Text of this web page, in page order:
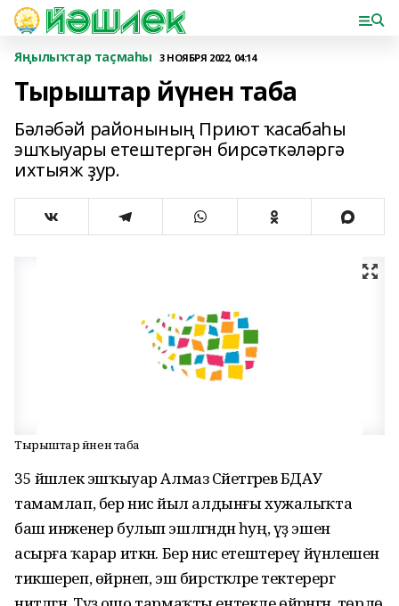
Яңылыҡтар таҫмаһы 3 НОЯБРЯ 2022, 04:14
Тырыштар йүнен таба
Бәләбәй районының Приют ҡасабаһы
эшҡыуары етештергән бирсәткәләргә
ихтыяж ҙур.
Тырыштар йүнен таба
35 йәшлек эшҡыуар Алмаз Сәйетгәрәев БДАУ
тамамлап, бер нисә йыл алдынғы хужалыҡта
баш инженер булып эшләгәндән һуң, үҙ эшен
асырға ҡарар иткән. Бер нисә етештереү йүнәлешен
тикшереп, өйрәнеп, эш бирсәткәләре тектерергә